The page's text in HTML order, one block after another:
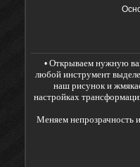
• Открываем нужную
любой инструмент
наш рисунок и
настройках
Меняем непрозрачность